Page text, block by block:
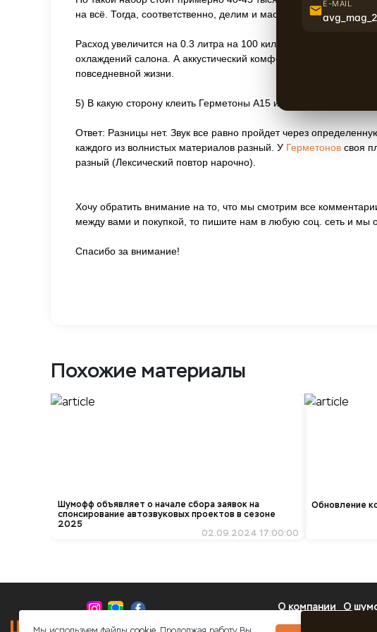
на всё. Тогда, соответственно, делим и массу пополам,
Расход увеличится на 0.3 литра на 100 километров, разгон
охлаждений салона. А аккустический комфорт внутри авто на
повседневной жизни.
5) В какую сторону клеить Герметоны А15 и А30? Волной к
Ответ: Разницы нет. Звук все равно пройдет через
каждого из волнистых материалов разный. У Герметонов своя
разный (Лексический повтор нарочно).
Хочу обратить внимание на то, что мы смотрим все
между вами и покупкой, то пишите нам в любую соц. сеть и мы
Спасибо за внимание!
Похожие материалы
Шумофф объявляет о начале сбора заявок на
спонсирование автозвуковых проектов в сезоне
2025
02.09.2024 17:00:00
Обновление
О компании О
E-MAIL